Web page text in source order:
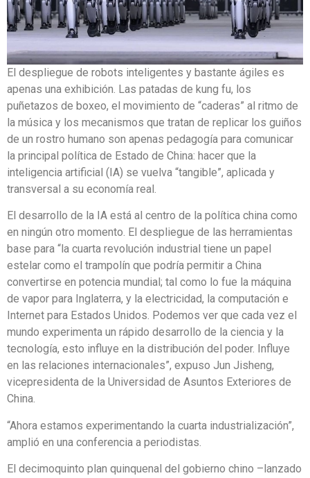
El despliegue de robots inteligentes y bastante ágiles es
apenas una exhibición. Las patadas de kung fu, los
puñetazos de boxeo, el movimiento de “caderas” al ritmo de
la música y los mecanismos que tratan de replicar los guiños
de un rostro humano son apenas pedagogía para comunicar
la principal política de Estado de China: hacer que la
inteligencia artificial (IA) se vuelva “tangible”, aplicada y
transversal a su economía real.
El desarrollo de la IA está al centro de la política china como
en ningún otro momento. El despliegue de las herramientas
base para “la cuarta revolución industrial tiene un papel
estelar como el trampolín que podría permitir a China
convertirse en potencia mundial; tal como lo fue la máquina
de vapor para Inglaterra, y la electricidad, la computación e
Internet para Estados Unidos. Podemos ver que cada vez el
mundo experimenta un rápido desarrollo de la ciencia y la
tecnología, esto influye en la distribución del poder. Influye
en las relaciones internacionales”, expuso Jun Jisheng,
vicepresidenta de la Universidad de Asuntos Exteriores de
China.
“Ahora estamos experimentando la cuarta industrialización”,
amplió en una conferencia a periodistas.
El decimoquinto plan quinquenal del gobierno chino –lanzado